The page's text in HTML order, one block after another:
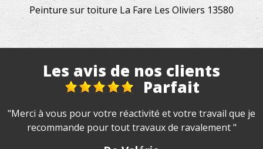
Peinture sur toiture La Fare Les Oliviers 13580
Les avis de nos clients
Parfait
"Merci à vous pour votre réactivité et votre travail que je
recommande pour tout travaux de ravalement "